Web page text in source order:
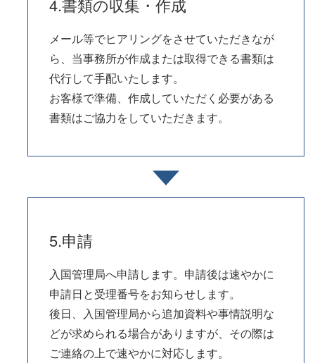
4.書類の収集・作成
メール等でヒアリングをさせていただきなが
ら、当事務所が作成または取得できる書類は
代行して手配いたします。
お客様で準備、作成していただく必要がある
書類はご協力をしていただきます。
5.申請
入国管理局へ申請します。申請後は速やかに
申請日と受理番号をお知らせします。
後日、入国管理局から追加資料や事情説明な
どが求められる場合がありますが、その際は
ご連絡の上で速やかに対応します。